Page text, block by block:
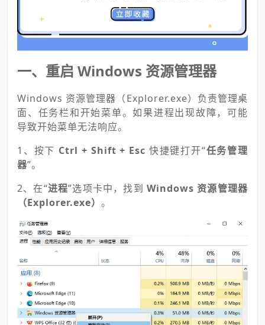
一、重启 Windows 资源管理器
Windows 资源管理器（Explorer.exe）负责管理桌
面、任务栏和开始菜单。如果进程出现故障，可能
导致开始菜单无法响应。
1、按下 Ctrl + Shift + Esc 快捷键打开“任务管理
器”。
2、在“进程”选项卡中，找到Windows 资源管理器
（Explorer.exe） 。